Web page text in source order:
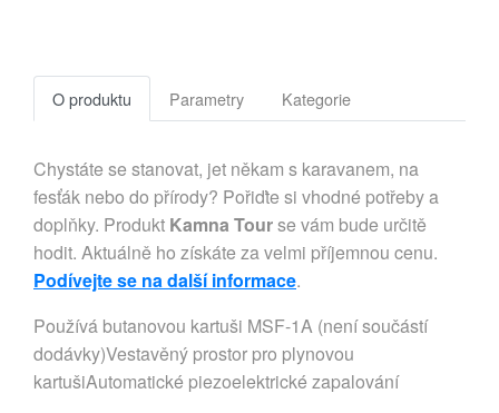
O produktu Parametry Kategorie
Chystáte se stanovat, jet někam s karavanem, na
fesťák nebo do přírody? Pořiďte si vhodné potřeby a
doplňky. Produkt Kamna Tourse vám bude určitě
hodit. Aktuálně ho získáte za velmi příjemnou cenu.
Podívejte se na další informace.
Používá butanovou kartuši MSF-1A (není součástí
dodávky)Vestavěný prostor pro plynovou
kartušiAutomatické piezoelektrické zapalování